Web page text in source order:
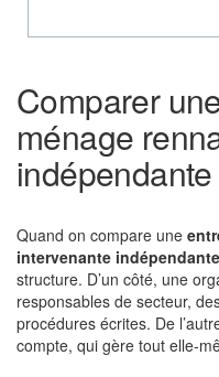
Comparer
ménage
indépendante
Quand on compare une
intervenante indépendante
structure. D’un côté, une
responsables de secteur,
procédures écrites. De
compte, qui gère tout elle-